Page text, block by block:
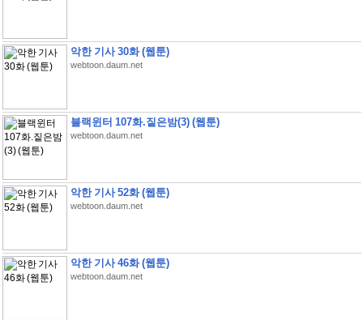
악한 기사 30화 (웹툰)
webtoon.daum.net
블랙윈터 107화.짙은밤(3) (웹툰)
webtoon.daum.net
악한 기사 52화 (웹툰)
webtoon.daum.net
악한 기사 46화 (웹툰)
webtoon.daum.net